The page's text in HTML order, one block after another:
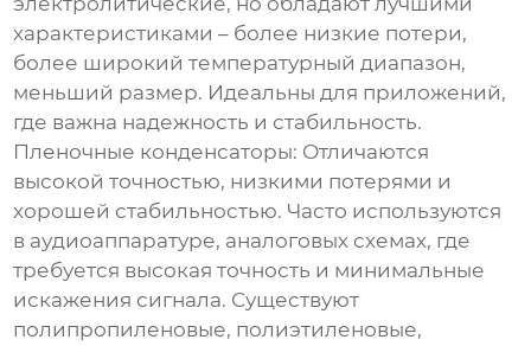
характеристиками – более низкие потери,
более широкий температурный диапазон,
меньший размер. Идеальны для приложений,
где важна надежность и стабильность.
Пленочные конденсаторы: Отличаются
высокой точностью, низкими потерями и
хорошей стабильностью. Часто используются
в аудиоаппаратуре, аналоговых схемах, где
требуется высокая точность и минимальные
искажения сигнала. Существуют
полипропиленовые, полиэтиленовые,